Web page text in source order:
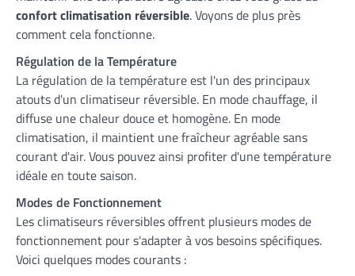
confort climatisation réversible. Voyons de plus près
comment cela fonctionne.
Régulation de la Température
La régulation de la température est l'un des principaux
atouts d'un climatiseur réversible. En mode chauffage, il
diffuse une chaleur douce et homogène. En mode
climatisation, il maintient une fraîcheur agréable sans
courant d'air. Vous pouvez ainsi profiter d'une température
idéale en toute saison.
Modes de Fonctionnement
Les climatiseurs réversibles offrent plusieurs modes de
fonctionnement pour s'adapter à vos besoins spécifiques.
Voici quelques modes courants :